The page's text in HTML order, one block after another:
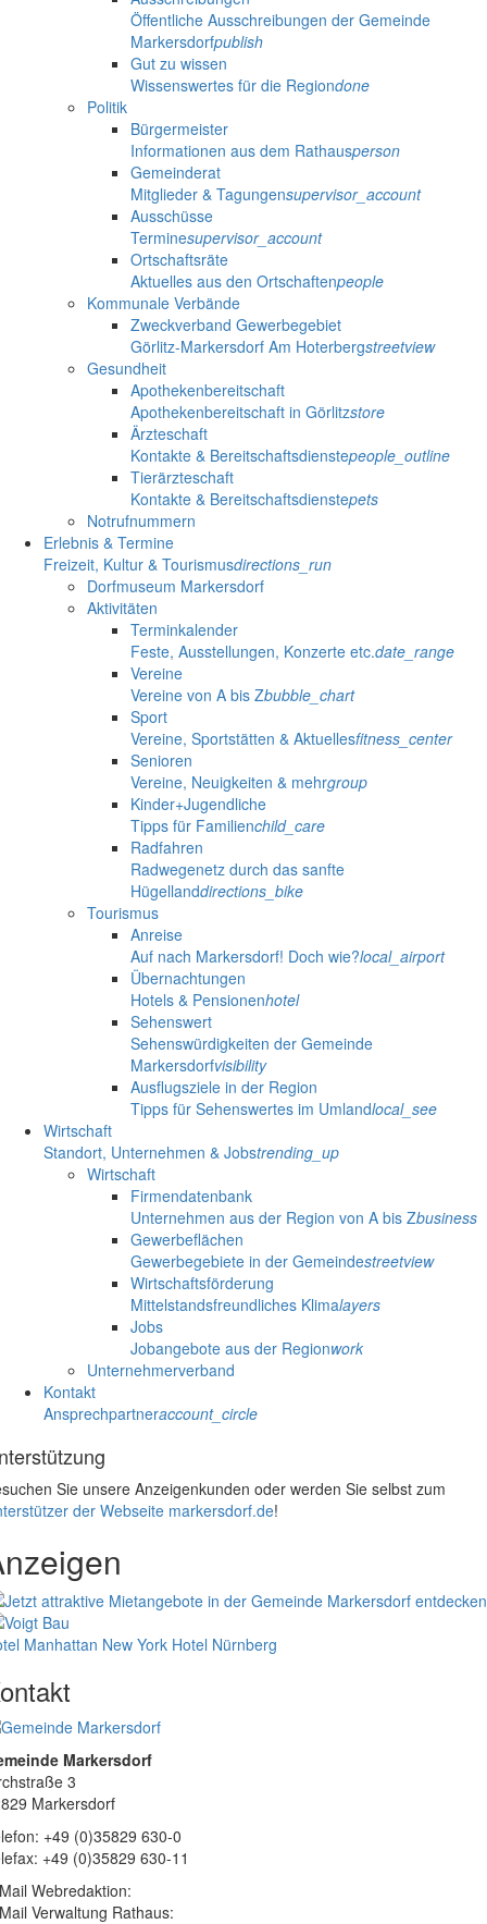
Öffentliche Ausschreibungen der Gemeinde
Markersdorfpublish
Gut zu wissen
Wissenswertes für die Regiondone
Politik
Bürgermeister
Informationen aus dem Rathausperson
Gemeinderat
Mitglieder & Tagungensupervisor_account
Ausschüsse
Terminesupervisor_account
Ortschaftsräte
Aktuelles aus den Ortschaftenpeople
Kommunale Verbände
Zweckverband Gewerbegebiet
Görlitz-Markersdorf Am Hoterbergstreetview
Gesundheit
Apothekenbereitschaft
Apothekenbereitschaft in Görlitzstore
Ärzteschaft
Kontakte & Bereitschaftsdienstepeople_outline
Tierärzteschaft
Kontakte & Bereitschaftsdienstepets
Notrufnummern
Erlebnis & Termine
Freizeit, Kultur & Tourismusdirections_run
Dorfmuseum Markersdorf
Aktivitäten
Terminkalender
Feste, Ausstellungen, Konzerte etc.date_range
Vereine
Vereine von A bis Zbubble_chart
Sport
Vereine, Sportstätten & Aktuellesfitness_center
Senioren
Vereine, Neuigkeiten & mehrgroup
Kinder+Jugendliche
Tipps für Familienchild_care
Radfahren
Radwegenetz durch das sanfte
Hügellanddirections_bike
Tourismus
Anreise
Auf nach Markersdorf! Doch wie?local_airport
Übernachtungen
Hotels & Pensionenhotel
Sehenswert
Sehenswürdigkeiten der Gemeinde
Markersdorfvisibility
Ausflugsziele in der Region
Tipps für Sehenswertes im Umlandlocal_see
Wirtschaft
Standort, Unternehmen & Jobstrending_up
Wirtschaft
Firmendatenbank
Unternehmen aus der Region von A bis Zbusiness
Gewerbeflächen
Gewerbegebiete in der Gemeindestreetview
Wirtschaftsförderung
Mittelstandsfreundliches Klimalayers
Jobs
Jobangebote aus der Regionwork
Unternehmerverband
Kontakt
Ansprechpartneraccount_circle
Sie unsere Anzeigenkunden oder werden Sie selbst zum
der Webseite markersdorf.de!
Manhattan New York Hotel Nürnberg
Markersdorf
3
Markersdorf
+49 (0)35829 630-0
+49 (0)35829 630-11
Webredaktion:
Verwaltung Rathaus: